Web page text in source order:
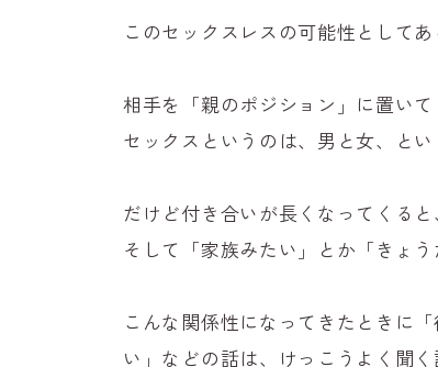
このセックスレスの可能性としてあ
相手を「親のポジション」に置い
セックスというのは、男と女、と
だけど付き合いが長くなってくる
そして「家族みたい」とか「きょ
こんな関係性になってきたときに
い」などの話は、けっこうよく聞く